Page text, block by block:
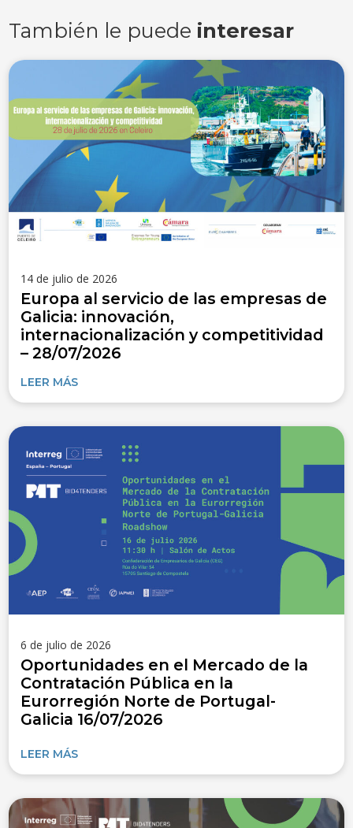
También le puede interesar
14 de julio de 2026
Europa al servicio de las empresas de
Galicia: innovación,
internacionalización y competitividad
– 28/07/2026
LEER MÁS
6 de julio de 2026
Oportunidades en el Mercado de la
Contratación Pública en la
Eurorregión Norte de Portugal-
Galicia 16/07/2026
LEER MÁS